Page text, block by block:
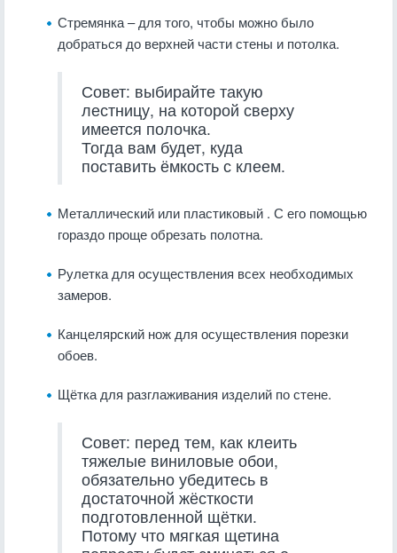
Стремянка – для того, чтобы можно было
добраться до верхней части стены и потолка.
Совет: выбирайте такую
лестницу, на которой сверху
имеется полочка.
Тогда вам будет, куда
поставить ёмкость с клеем.
Металлический или пластиковый . С его помощью
гораздо проще обрезать полотна.
Рулетка для осуществления всех необходимых
замеров.
Канцелярский нож для осуществления порезки
обоев.
Щётка для разглаживания изделий по стене.
Совет: перед тем, как клеить
тяжелые виниловые обои,
обязательно убедитесь в
достаточной жёсткости
подготовленной щётки.
Потому что мягкая щетина